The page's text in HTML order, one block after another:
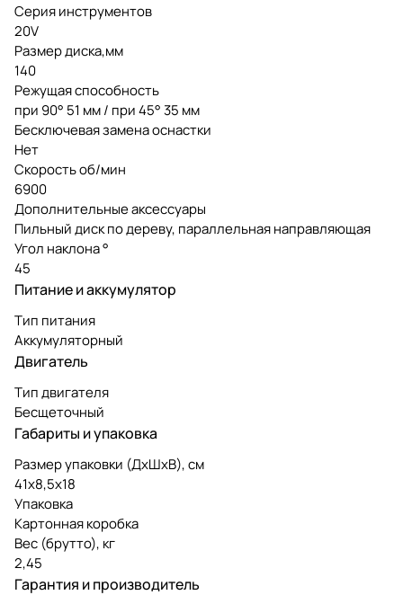
Серия инструментов
20V
Размер диска,мм
140
Режущая способность
при 90° 51 мм / при 45° 35 мм
Бесключевая замена оснастки
Нет
Скорость об/мин
6900
Дополнительные аксессуары
Пильный диск по дереву, параллельная направляющая
Угол наклона °
45
Питание и аккумулятор
Тип питания
Аккумуляторный
Двигатель
Тип двигателя
Бесщеточный
Габариты и упаковка
Размер упаковки (ДxШxВ), см
41x8,5x18
Упаковка
Картонная коробка
Вес (брутто), кг
2,45
Гарантия и производитель